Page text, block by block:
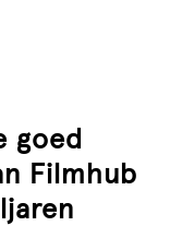
goed
Filmhub